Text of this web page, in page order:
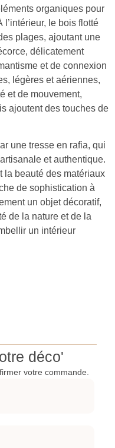
organiques pour
le bois flotté
plages, ajoutant une
délicatement
et de connexion
légères et aériennes,
et de mouvement,
ajoutent des touches de
une tresse en rafia, qui
et authentique.
la beauté des matériaux
de sophistication à
un objet décoratif,
de la nature et de la
un intérieur
déco'
votre commande.